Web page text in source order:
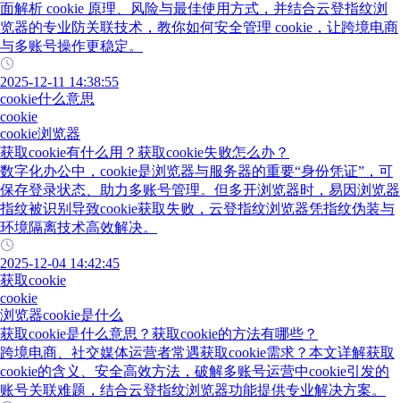
面解析 cookie 原理、风险与最佳使用方式，并结合云登指纹浏
览器的专业防关联技术，教你如何安全管理 cookie，让跨境电商
与多账号操作更稳定。
2025-12-11 14:38:55
cookie什么意思
cookie
cookie浏览器
获取cookie有什么用？获取cookie失败怎么办？
数字化办公中，cookie是浏览器与服务器的重要“身份凭证”，可
保存登录状态、助力多账号管理。但多开浏览器时，易因浏览器
指纹被识别导致cookie获取失败，云登指纹浏览器凭指纹伪装与
环境隔离技术高效解决。
2025-12-04 14:42:45
获取cookie
cookie
浏览器cookie是什么
获取cookie是什么意思？获取cookie的方法有哪些？
跨境电商、社交媒体运营者常遇获取cookie需求？本文详解获取
cookie的含义、安全高效方法，破解多账号运营中cookie引发的
账号关联难题，结合云登指纹浏览器功能提供专业解决方案。